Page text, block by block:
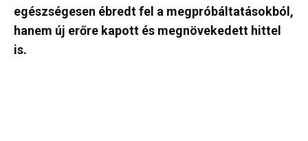
egészségesen ébredt fel a megpróbáltatásokból,
hanem új erőre kapott és megnövekedett hittel
is.